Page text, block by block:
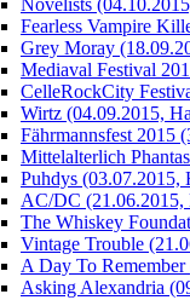
Novelists
Fearless Vampire
Grey Moray
Mediaval Festival
CelleRockCity
Wirtz (04.09.2015,
Fährmannsfest 2015
Mittelalterlich
Puhdys (03.07.2015,
AC/DC (21.06.2015,
The Whiskey
Vintage Trouble
A Day To
Asking Alexandria